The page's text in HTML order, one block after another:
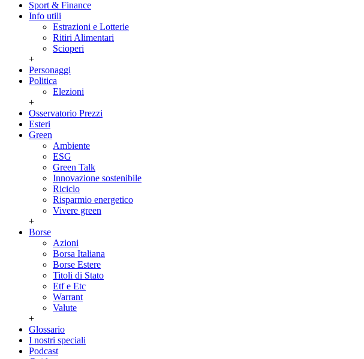
Sport & Finance
Info utili
Estrazioni e Lotterie
Ritiri Alimentari
Scioperi
+
Personaggi
Politica
Elezioni
+
Osservatorio Prezzi
Esteri
Green
Ambiente
ESG
Green Talk
Innovazione sostenibile
Riciclo
Risparmio energetico
Vivere green
+
Borse
Azioni
Borsa Italiana
Borse Estere
Titoli di Stato
Etf e Etc
Warrant
Valute
+
Glossario
I nostri speciali
Podcast